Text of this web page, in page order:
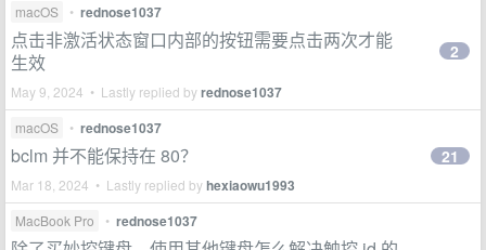
macOS • rednose1037
点击非激活状态窗口内部的按钮需要点击两次才能
生效
May 9, 2024 • Lastly replied byrednose1037
2
macOS • rednose1037
bclm 并不能保持在 80？
Mar 18, 2024 • Lastly replied byhexiaowu1993
21
MacBook Pro • rednose1037